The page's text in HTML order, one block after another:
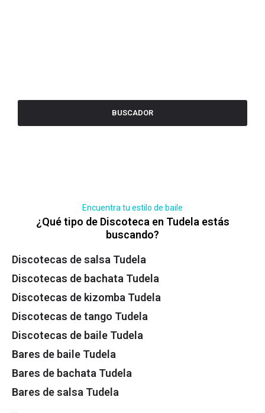
BUSCADOR
Encuentra tu estilo de baile
¿Qué tipo de Discoteca en Tudela estás
buscando?
Discotecas de salsa Tudela
Discotecas de bachata Tudela
Discotecas de kizomba Tudela
Discotecas de tango Tudela
Discotecas de baile Tudela
Bares de baile Tudela
Bares de bachata Tudela
Bares de salsa Tudela